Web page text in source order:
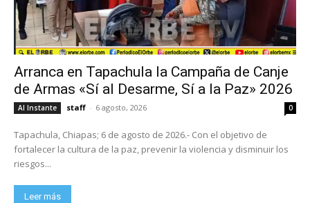
Arranca en Tapachula la Campaña de Canje
de Armas «Sí al Desarme, Sí a la Paz» 2026
Al Instante staff - 6 agosto, 2026 0
Tapachula, Chiapas; 6 de agosto de 2026.- Con el objetivo de
fortalecer la cultura de la paz, prevenir la violencia y disminuir los
riesgos...
Leer más